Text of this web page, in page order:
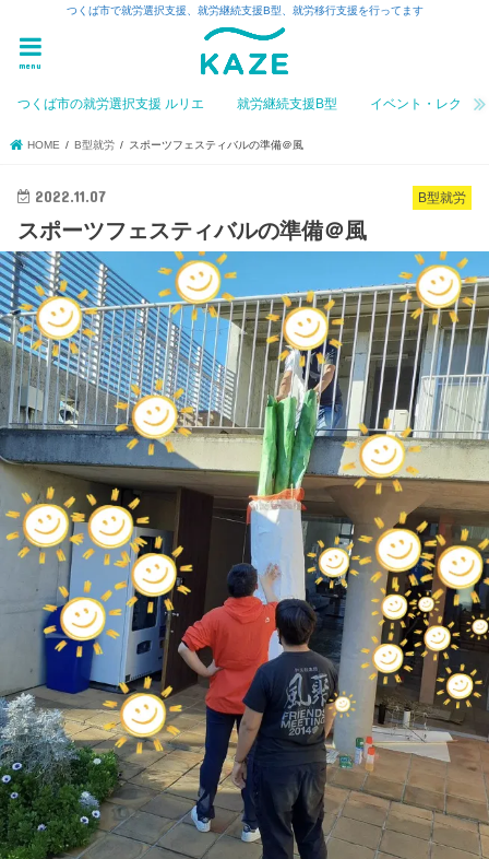
つくば市で就労選択支援、就労継続支援B型、就労移行支援を行ってます
menu
つくば市の就労選択支援 ルリエ 就労継続支援B型 イベント・レク
HOME B型就労 スポーツフェスティバルの準備＠風
B型就労
2022.11.07
スポーツフェスティバルの準備＠風